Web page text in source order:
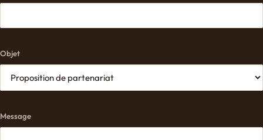
Objet
Message